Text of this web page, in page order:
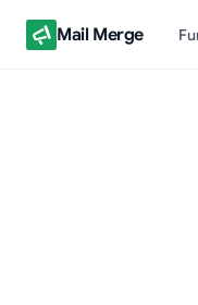
Mail Merge